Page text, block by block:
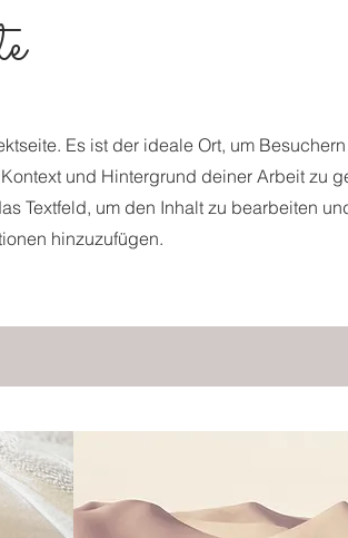
Es ist der ideale Ort, um
und Hintergrund deiner Arbeit zu
Textfeld, um den Inhalt zu bearbeiten
hinzuzufügen.